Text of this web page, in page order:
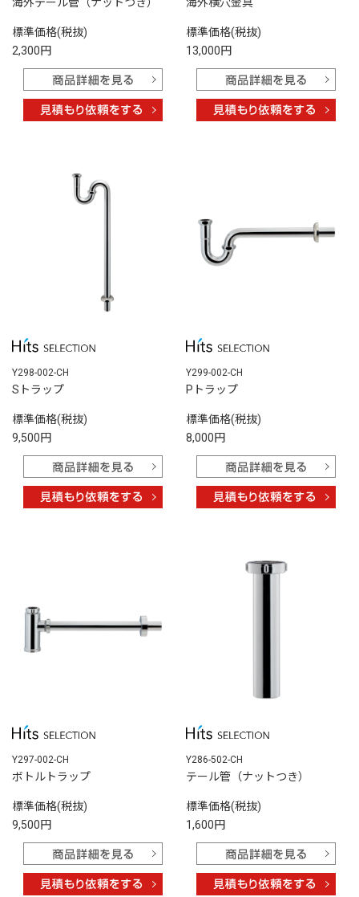
海外テール管（ナットつき）
標準価格(税抜)
2,300円
海外横穴金具
標準価格(税抜)
13,000円
Y298-002-CH
Sトラップ
標準価格(税抜)
9,500円
Y299-002-CH
Pトラップ
標準価格(税抜)
8,000円
Y297-002-CH
ボトルトラップ
標準価格(税抜)
9,500円
Y286-502-CH
テール管（ナットつき）
標準価格(税抜)
1,600円